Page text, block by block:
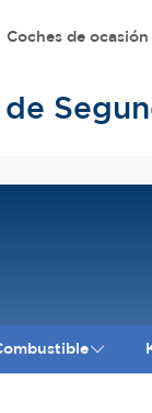
Coches de ocasión